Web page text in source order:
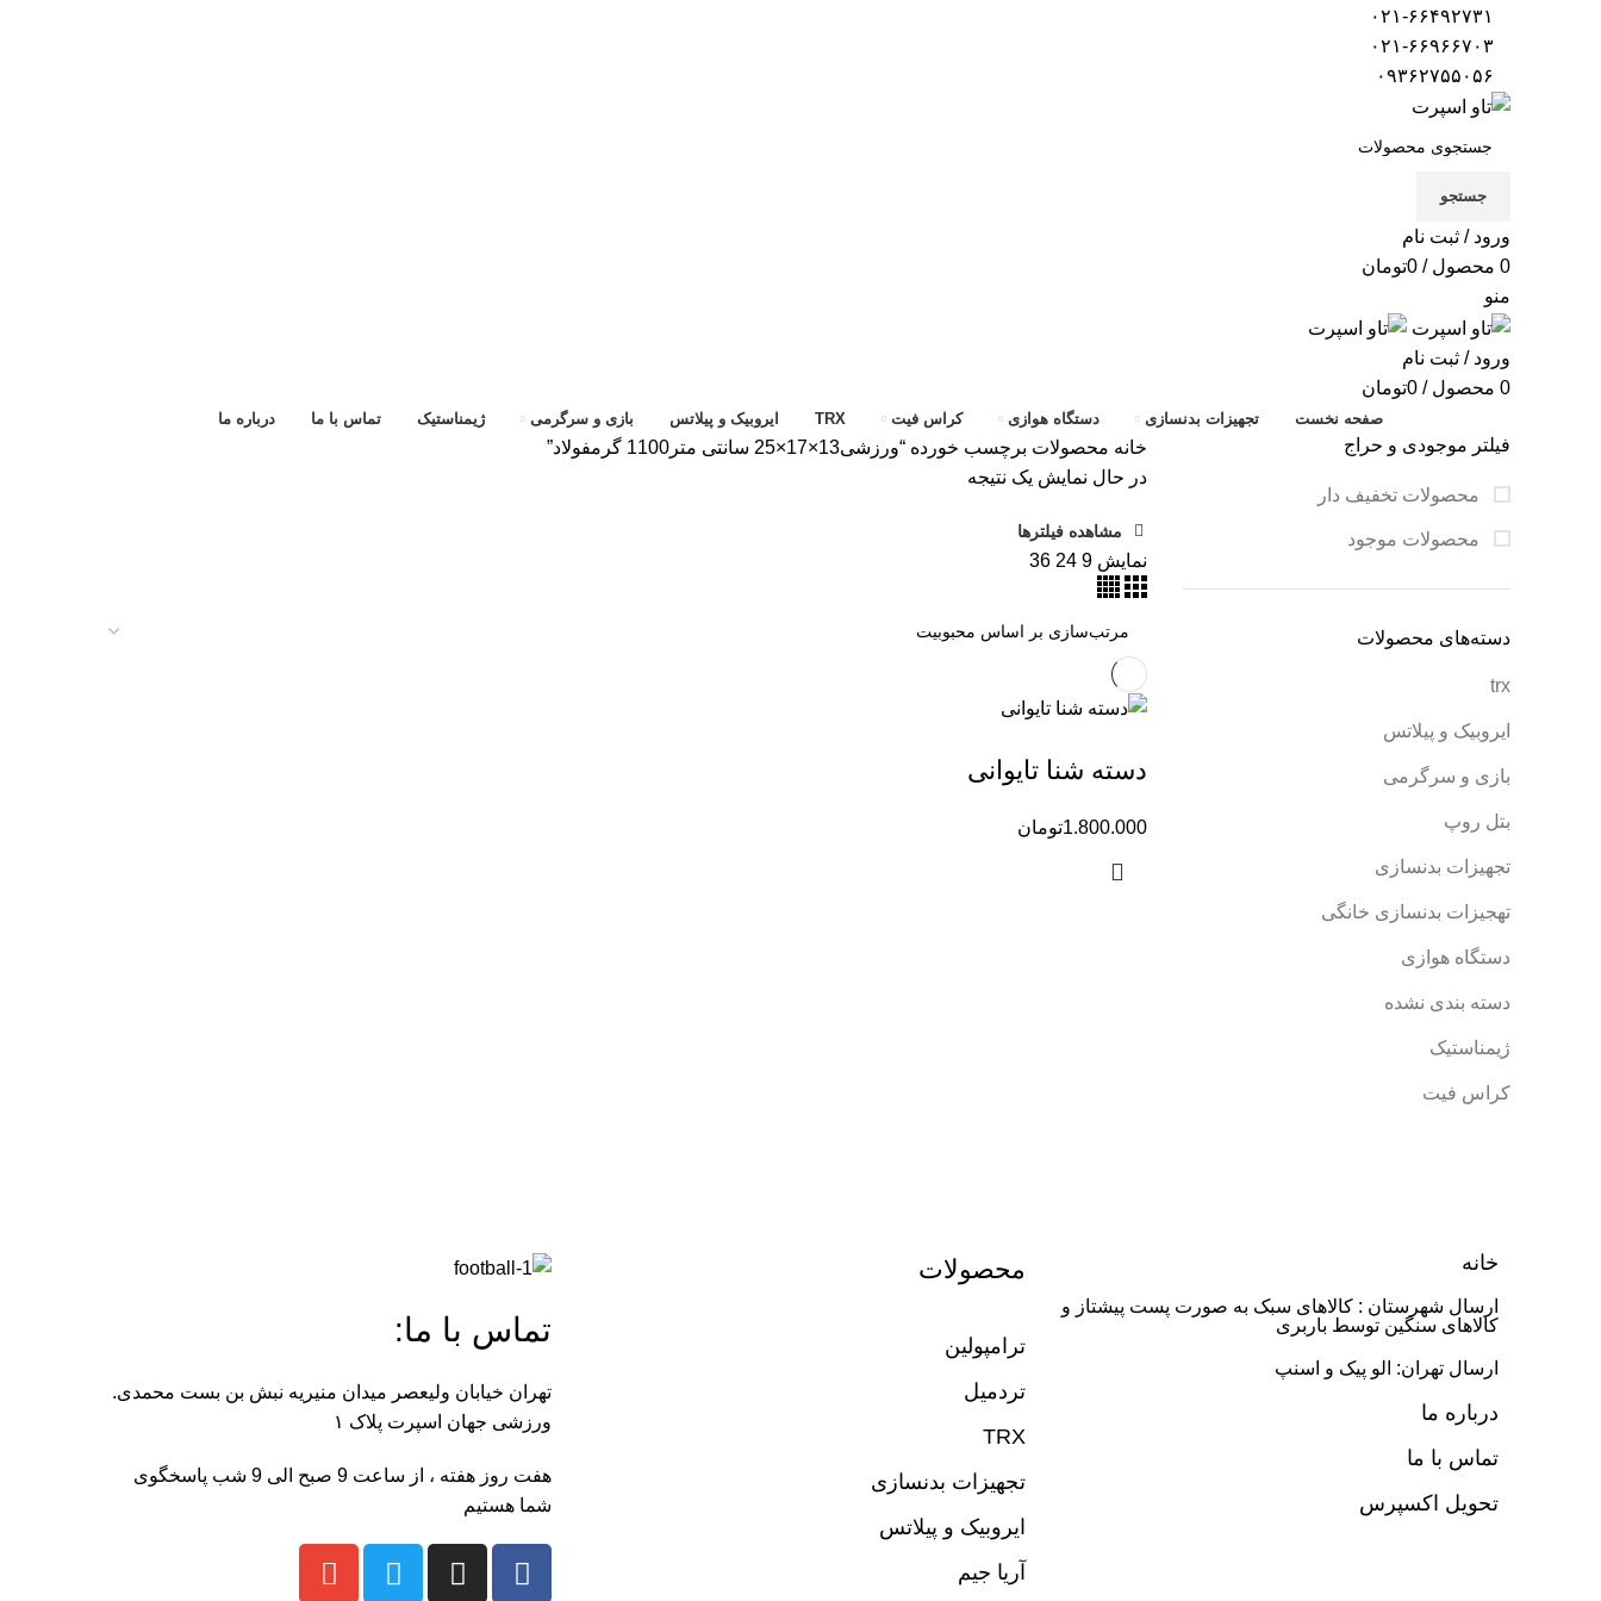
جستجو
ورود / ثبت نام
0 محصول / تومان0
منو
ورود / ثبت نام
0 محصول / تومان0
صفحه نخست تجهیزات بدنسازی دستگاه هوازی کراس فیت TRX ایروبیک و پیلاتس بازی و سرگرمی ژیمناستیک تماس با ما درباره ما
فیلتر موجودی و حراج
محصولات تخفیف دار
محصولات موجود
دسته‌های محصولات
trx
ایروبیک و پیلاتس
بازی و سرگرمی
بتل روپ
تجهیزات بدنسازی
تهجیزات بدنسازی خانگی
دستگاه هوازی
دسته بندی نشده
ژیمناستیک
کراس فیت
خانه محصولات برچسب خورده “ورزشی13×17×25 سانتی متر1100 گرمفولاد”
در حال نمایش یک نتیجه
مشاهده فیلترها
نمایش9
24
36
دسته شنا تایوانی
تومان1.800.000
خانه
ارسال شهرستان : کالاهای سبک به صورت پست پیشتاز و
کالاهای سنگین توسط باربری
ارسال تهران: الو پیک و اسنپ
درباره ما
تماس با ما
تحویل اکسپرس
محصولات
ترامپولین
تردمیل
TRX
تجهیزات بدنسازی
ایروبیک و پیلاتس
آریا جیم
تماس با ما:
تهران خیابان ولیعصر میدان منیریه نبش بن بست محمدی.
ورزشی جهان اسپرت پلاک ۱
هفت روز هفته ، از ساعت 9 صبح الی 9 شب پاسخگوی
شما هستیم